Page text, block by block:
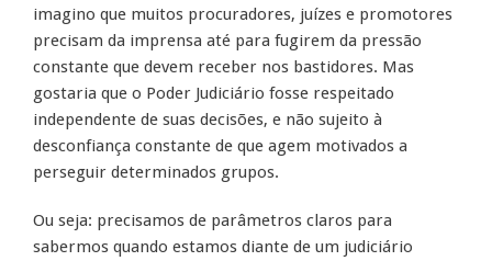
imagino que muitos procuradores, juízes e promotores
precisam da imprensa até para fugirem da pressão
constante que devem receber nos bastidores. Mas
gostaria que o Poder Judiciário fosse respeitado
independente de suas decisões, e não sujeito à
desconfiança constante de que agem motivados a
perseguir determinados grupos.
Ou seja: precisamos de parâmetros claros para
sabermos quando estamos diante de um judiciário